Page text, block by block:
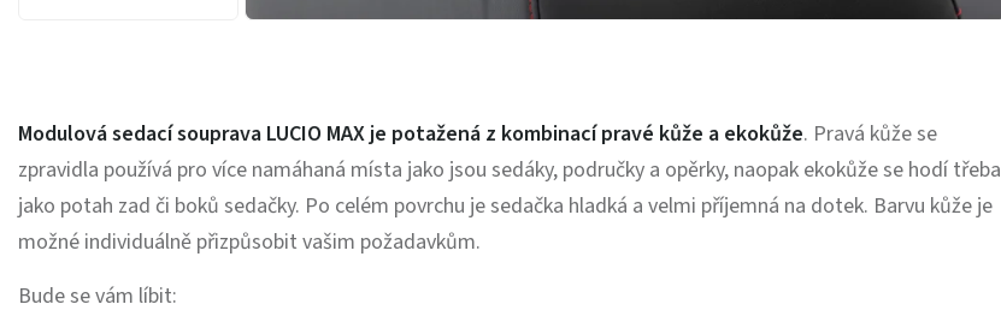
Modulová sedací souprava LUCIO MAX je potažená z kombinací pravé kůže a ekokůže. Pravá kůže se
zpravidla používá pro více namáhaná místa jako jsou sedáky, područky a opěrky, naopak ekokůže se hodí třeba
jako potah zad či boků sedačky. Po celém povrchu je sedačka hladká a velmi příjemná na dotek. Barvu kůže je
možné individuálně přizpůsobit vašim požadavkům.
Bude se vám líbit: